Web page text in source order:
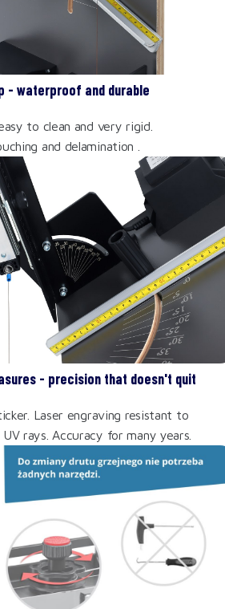
- waterproof and durable
to clean and very rigid.
and delamination .
- precision that doesn't quit
Laser engraving resistant to
rays. Accuracy for many years.